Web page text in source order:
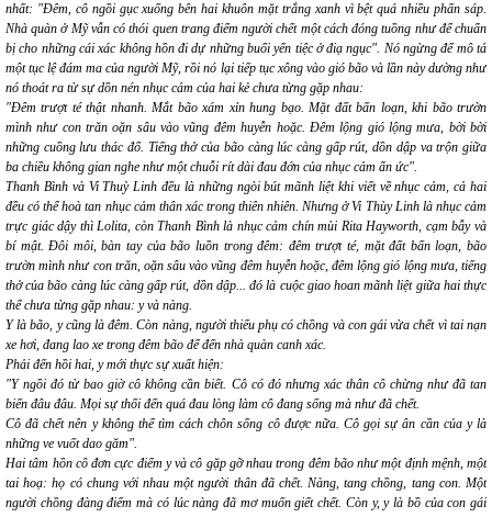
nhất: "Đêm, cô ngồi gục xuống bên hai khuôn mặt trắng xanh vì bệt quá nhiều phấn sáp.
Nhà quàn ở Mỹ vẫn có thói quen trang điểm người chết một cách đóng tuồng như để chuẩn
bị cho những cái xác không hồn đi dự những buổi yến tiệc ở điạ ngục". Nóngừng để mô tả
một tục lệ đám ma của người Mỹ, rồinó lại tiếp tục xông vào gió bão và lần này dường như
nó thoát ra từ sự dồn nén nhục cảm của hai kẻ chưa từng gặp nhau:
"Đêm trượt té thật nhanh. Mắt bão xám xỉn hung bạo. Mặt đất bấn loạn, khi bão trườn
mình như con trăn oặn sâu vào vũng đêm huyễn hoặc. Đêm lộng gió lộng mưa, bời bời
những cuồng lưu thác đổ. Tiếng thở của bão càng lúc càng gấp rút, dồn dập va trộn giữa
ba chiều không gian nghe như một chuỗi rít dài đau đớn của nhục cảm ẩn ức".
Thanh Bình và Vi Thuỳ Linh đều là những ngòi bút mãnh liệt khi viết về nhục cảm, cả hai
đều có thể hoà tan nhục cảm thân xác trong thiên nhiên. Nhưng ở Vi Thùy Linh là nhục cảm
trực giác dậy thì Lolita, còn Thanh Bình là nhục cảm chín mùi Rita Hayworth, cạm bẫy và
bí mật. Đôi môi, bàn tay của bão luồn trong đêm: đêm trượt té, mặt đất bấn loạn, bão
trườn mình như con trăn, oặn sâu vào vũng đêm huyễn hoặc, đêm lộng gió lộng mưa, tiếng
thở của bão càng lúc càng gấp rút, dồn dập... đó là cuộc giao hoan mãnh liệt giữa hai thực
thể chưa từng gặp nhau: y và nàng.
Y là bão, y cũng là đêm. Còn nàng, người thiếu phụ có chồng và con gái vừa chết vì tai nạn
xe hơi, đang lao xe trong đêm bão để đến nhà quàn canh xác.
Phải đến hồi hai, y mới thực sự xuất hiện:
"Y ngồi đó từ bao giờ cô không cần biết. Cô có đó nhưng xác thân cô chừng như đã tan
biến đâu đâu. Mọi sự thổi đến quá đau lòng làm cô đang sống mà như đã chết.
Cô đã chết nên y không thể tìm cách chôn sống cô được nữa. Cô gọi sự ân cần của y là
những ve vuốt dao găm".
Hai tâm hồn cô đơn cực điểm yvàcô gặp gỡ nhau trong đêm bão như một định mệnh, một
tai hoạ: họ có chung với nhau một người thân đã chết. Nàng, tang chồng, tang con. Một
người chồng đàng điếm mà có lúc nàng đã mơ muốn giết chết. Còn y, y là bồ của con gái